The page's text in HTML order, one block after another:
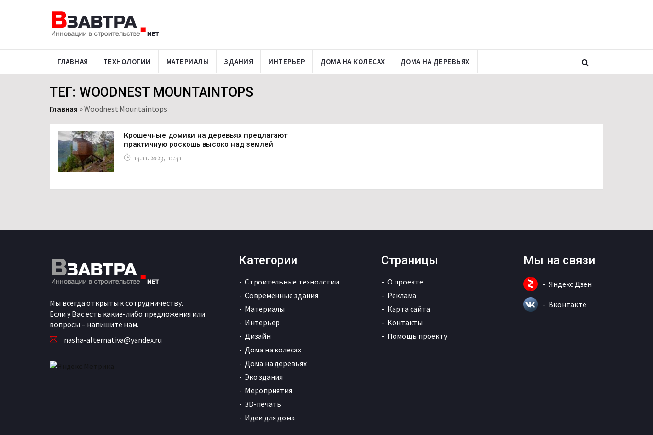
ГЛАВНАЯ ТЕХНОЛОГИИ МАТЕРИАЛЫ ЗДАНИЯ ИНТЕРЬЕР ДОМА НА КОЛЕСАХ ДОМА НА ДЕРЕВЬЯХ
ТЕГ: WOODNEST MOUNTAINTOPS
Главная »Woodnest Mountaintops
Крошечные домики на деревьях предлагают
практичную роскошь высоко над землей
14.11.2023, 11:41
Мы всегда открыты к сотрудничеству.
Если у Вас есть какие-либо предложения или
вопросы – напишите нам.
nasha-alternativa@yandex.ru
Категории
Строительные технологии
Современные здания
Материалы
Интерьер
Дизайн
Дома на колесах
Дома на деревьях
Эко здания
Мероприятия
3D-печать
Идеи для дома
Страницы
О проекте
Реклама
Карта сайта
Контакты
Помощь проекту
Мы на связи
Яндекс Дзен
Вконтакте